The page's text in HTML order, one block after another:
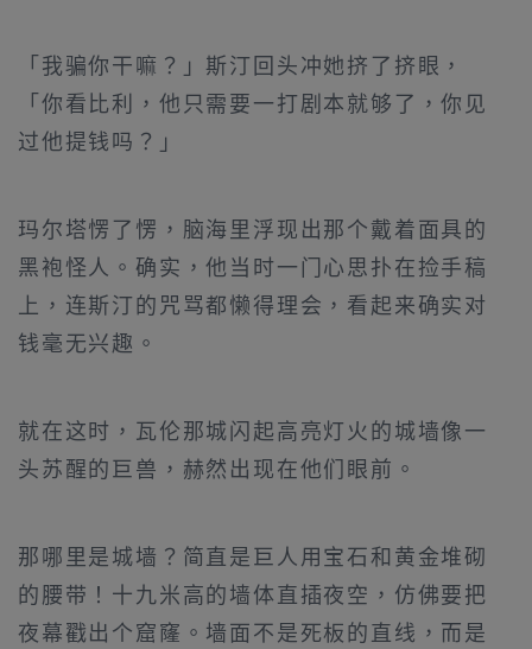
「我骗你干嘛？」斯汀回头冲她挤了挤眼，
「你看比利，他只需要一打剧本就够了，你见
过他提钱吗？」
玛尔塔愣了愣，脑海里浮现出那个戴着面具的
黑袍怪人。确实，他当时一门心思扑在捡手稿
上，连斯汀的咒骂都懒得理会，看起来确实对
钱毫无兴趣。
就在这时，瓦伦那城闪起高亮灯火的城墙像一
头苏醒的巨兽，赫然出现在他们眼前。
那哪里是城墙？简直是巨人用宝石和黄金堆砌
的腰带！十九米高的墙体直插夜空，仿佛要把
夜幕戳出个窟窿。墙面不是死板的直线，而是